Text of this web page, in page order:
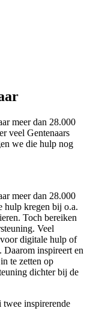
meer dan 28.000
veel Gentenaars
we die hulp nog
meer dan 28.000
hulp kregen bij o.a.
Toch bereiken
Veel
digitale hulp of
Daarom inspireert en
te zetten op
dichter bij de
inspirerende